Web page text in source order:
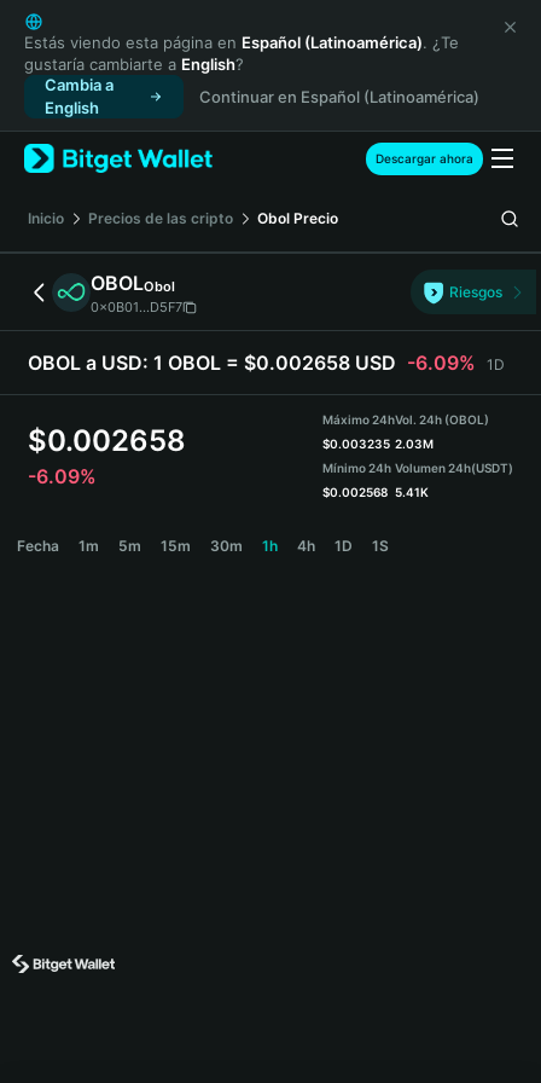
English
日本語
Tiếng Việt
Русский
Español (Latinoamérica)
Türkçe
Français
Deutsch
简体中文
繁體中文
Português (Portugal)
Bahasa Indonesia
ภาษาไทย
Español
Español (Argentina)
Estás viendo esta página en Español (Latinoamérica). ¿Te
gustaría cambiarte a English?
Cambia a
English
Continuar en Español (Latinoamérica)
Descargar ahora
Inicio Precios de las cripto Obol Precio
OBOLObol
0x0B01...D5F7
Riesgos
OBOL a USD: 1 OBOL = $0.002658 USD -6.09% 1D
$0.002658
-6.09%
Máximo 24h
$0.003235
Mínimo 24h
$0.002568
Vol. 24h (OBOL)
2.03M
Volumen 24h(USDT)
5.41K
Fecha 1m 5m 15m 30m 1h 4h 1D 1S